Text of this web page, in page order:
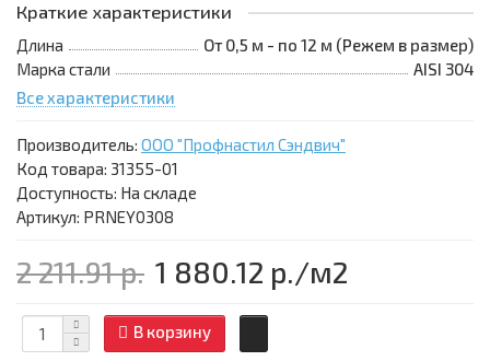
Краткие характеристики
Длина
От 0,5 м - по 12 м (Режем в размер)
Марка стали
AISI 304
Все характеристики
Производитель: ООО "Профнастил Сэндвич"
Код товара: 31355-01
Доступность: На складе
Артикул: PRNEY0308
2 211.91 р. 1 880.12 р./м2
В корзину